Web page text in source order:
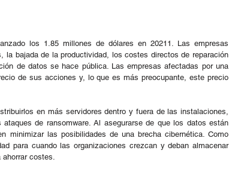
los 1.85 millones de dólares en 20211. Las empresas
bajada de la productividad, los costes directos de reparación
de datos se hace pública. Las empresas afectadas por una
de sus acciones y, lo que es más preocupante, este precio
en más servidores dentro y fuera de las instalaciones,
de ransomware. Al asegurarse de que los datos están
minimizar las posibilidades de una brecha cibernética. Como
para cuando las organizaciones crezcan y deban almacenar
costes.